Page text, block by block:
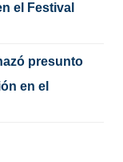
el Festival
presunto
en el